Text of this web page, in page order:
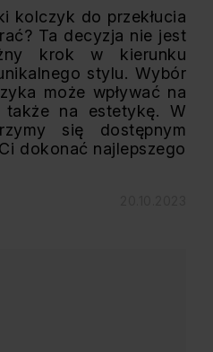
kolczyk do przekłucia
Ta decyzja nie jest
krok w kierunku
stylu. Wybór
może wpływać na
na estetykę. W
się dostępnym
dokonać najlepszego